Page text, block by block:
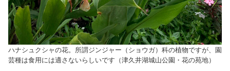
ハナシュクシャの花。所謂ジンジャー（ショウガ）科の植物ですが、園
芸種は食用には適さないらしいです（津久井湖城山公園・花の苑地）